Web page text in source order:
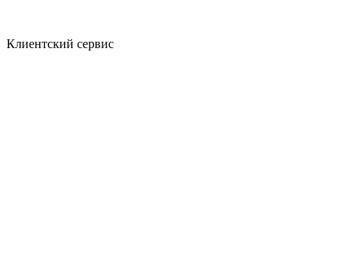
Клиентский сервис